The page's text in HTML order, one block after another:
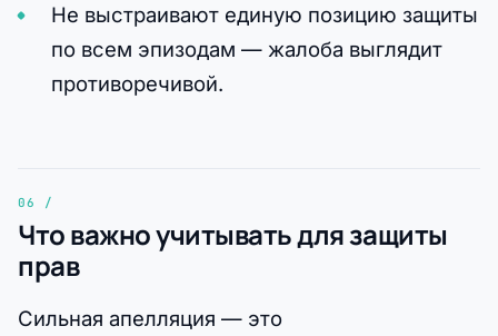
Не выстраивают единую позицию защиты
по всем эпизодам — жалоба выглядит
противоречивой.
Что важно учитывать для защиты
прав
Сильная апелляция — это